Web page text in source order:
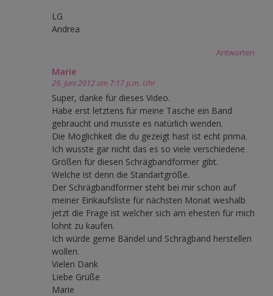
LG
Andrea
Antworten
Marie
29. Juni 2012 um 7:17 p.m. Uhr
Super, danke für dieses Video.
Habe erst letztens für meine Tasche ein Band
gebraucht und musste es natürlich wenden.
Die Möglichkeit die du gezeigt hast ist echt prima.
Ich wusste gar nicht das es so viele verschiedene
Größen für diesen Schrägbandformer gibt.
Welche ist denn die Standartgröße.
Der Schrägbandformer steht bei mir schon auf
meiner Einkaufsliste für nächsten Monat weshalb
jetzt die Frage ist welcher sich am ehesten für mich
lohnt zu kaufen.
Ich würde gerne Bändel und Schrägband herstellen
wollen.
Vielen Dank
Liebe Grüße
Marie